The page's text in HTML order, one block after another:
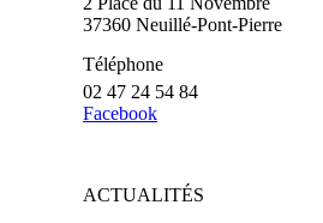
37360 Neuillé-Pont-Pierre
Téléphone
02 47 24 54 84
Facebook
ACTUALITÉS